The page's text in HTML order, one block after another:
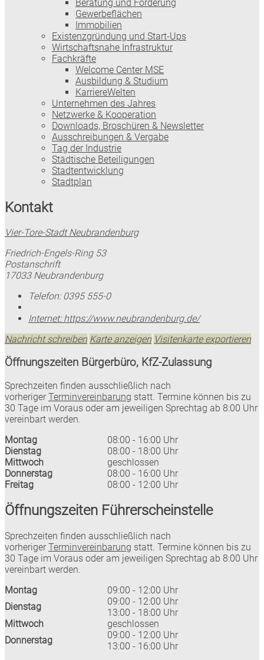
Beratung und Förderung
Gewerbeflächen
Immobilien
Existenzgründung und Start-Ups
Wirtschaftsnahe Infrastruktur
Fachkräfte
Welcome Center MSE
Ausbildung & Studium
KarriereWelten
Unternehmen des Jahres
Netzwerke & Kooperation
Downloads, Broschüren & Newsletter
Ausschreibungen & Vergabe
Tag der Industrie
Städtische Beteiligungen
Stadtentwicklung
Stadtplan
Kontakt
Vier-Tore-Stadt Neubrandenburg
Friedrich-Engels-Ring 53
Postanschrift
17033 Neubrandenburg
Telefon: 0395 555-0
Internet: https://www.neubrandenburg.de/
Nachricht schreiben Karte anzeigen Visitenkarte exportieren
Öffnungszeiten Bürgerbüro, KfZ-Zulassung
Sprechzeiten finden ausschließlich nach
vorheriger Terminvereinbarung statt. Termine können bis zu
30 Tage im Voraus oder am jeweiligen Sprechtag ab 8:00 Uhr
vereinbart werden.
Montag
08:00 - 16:00 Uhr
Dienstag
08:00 - 18:00 Uhr
Mittwoch
geschlossen
Donnerstag
08:00 - 16:00 Uhr
Freitag
08:00 - 12:00 Uhr
Öffnungszeiten Führerscheinstelle
Sprechzeiten finden ausschließlich nach
vorheriger Terminvereinbarung statt. Termine können bis zu
30 Tage im Voraus oder am jeweiligen Sprechtag ab 8:00 Uhr
vereinbart werden.
Montag
09:00 - 12:00 Uhr
Dienstag
09:00 - 12:00 Uhr
13:00 - 18:00 Uhr
Mittwoch
geschlossen
Donnerstag
09:00 - 12:00 Uhr
13:00 - 16:00 Uhr